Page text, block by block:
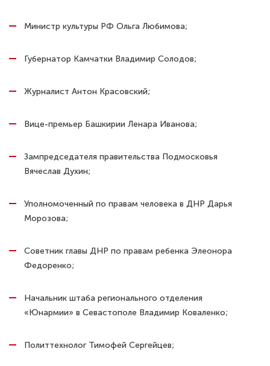
Министр культуры РФ Ольга Любимова;
Губернатор Камчатки Владимир Солодов;
Журналист Антон Красовский;
Вице-премьер Башкирии Ленара Иванова;
Зампредседателя правительства Подмосковья
Вячеслав Духин;
Уполномоченный по правам человека в ДНР Дарья
Морозова;
Советник главы ДНР по правам ребенка Элеонора
Федоренко;
Начальник штаба регионального отделения
«Юнармии» в Севастополе Владимир Коваленко;
Политтехнолог Тимофей Сергейцев;